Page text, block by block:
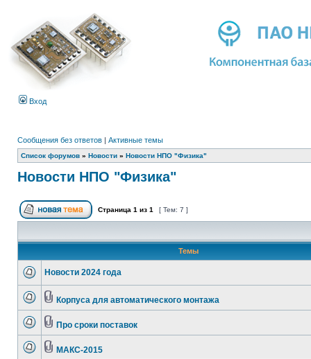
Вход
Сообщения без ответов | Активные темы
Список форумов » Новости » Новости НПО "Физика"
Новости НПО "Физика"
Страница 1 из 1 [ Тем: 7 ]
Темы
Новости 2024 года
Корпуса для автоматического монтажа
Про сроки поставок
МАКС-2015